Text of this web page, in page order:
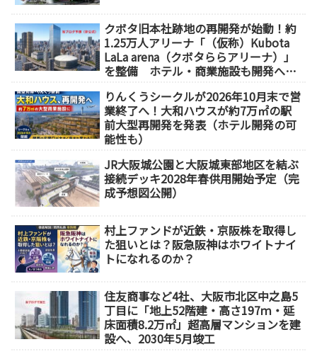
クボタ旧本社跡地の再開発が始動！約
1.25万人アリーナ「（仮称）Kubota
LaLa arena（クボタららアリーナ）」
を整備 ホテル・商業施設も開発へ
りんくうシークルが2026年10月末で営
業終了へ！大和ハウスが約7万㎡の駅
前大型再開発を発表（ホテル開発の可
能性も）
JR大阪城公園と大阪城東部地区を結ぶ
接続デッキ2028年春供用開始予定（完
成予想図公開）
村上ファンドが近鉄・京阪株を取得し
た狙いとは？阪急阪神はホワイトナイ
トになれるのか？
住友商事など4社、大阪市北区中之島5
丁目に「地上52階建・高さ197ｍ・延
床面積8.2万㎡」超高層マンションを建
設へ、2030年5月竣工